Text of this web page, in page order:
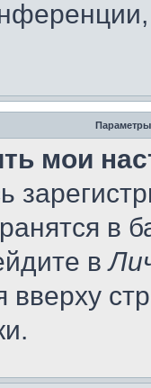
Параметры
мои
в
в
вверху